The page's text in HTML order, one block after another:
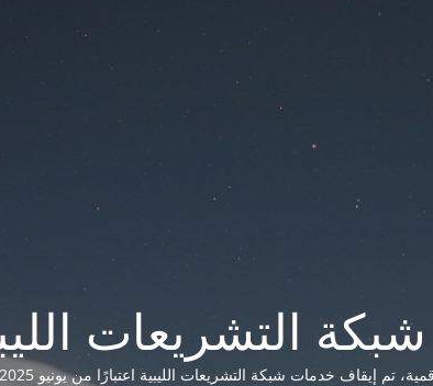
تم إيقاف خدمات شبكة التشريعات الليبية اعتبارًا من يونيو 2025.